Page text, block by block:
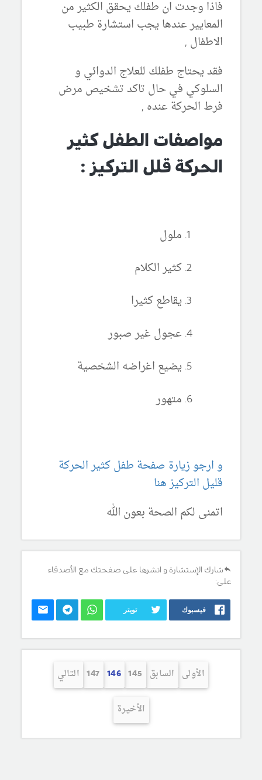
فاذا وجدت ان طفلك يحقق الكثير من
المعايير عندها يجب استشارة طبيب
الاطفال ,
فقد يحتاج طفلك للعلاج الدوائي و
السلوكي في حال تاكد تشخيص مرض
فرط الحركة عنده ,
مواصفات الطفل كثير
الحركة قلل التركيز :
ملول
كثير الكلام
يقاطع كثيرا
عجول غير صبور
يضيع اغراضه الشخصية
متهور
و ارجو زيارة صفحة طفل كثير الحركة
قليل التركيز هنا
اتمنى لكم الصحة بعون الله
شارك الإستشارة و انشرها على صفحتك مع الأصدقاء
على:
فيسبوك تويتر
الأولى السابق 145
146
147 التالي
الأخيرة